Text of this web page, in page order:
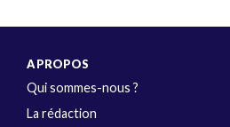
A PROPOS
Qui sommes-nous ?
La rédaction